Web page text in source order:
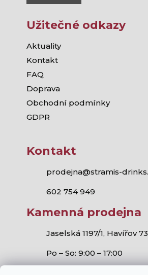
Užitečné odkazy
Aktuality
Kontakt
FAQ
Doprava
Obchodní podmínky
GDPR
Kontakt
prodejna@stramis-
602 754 949
Kamenná prodejna
Jaselská 1197/1, Havířov
Po – So: 9:00 – 17:00